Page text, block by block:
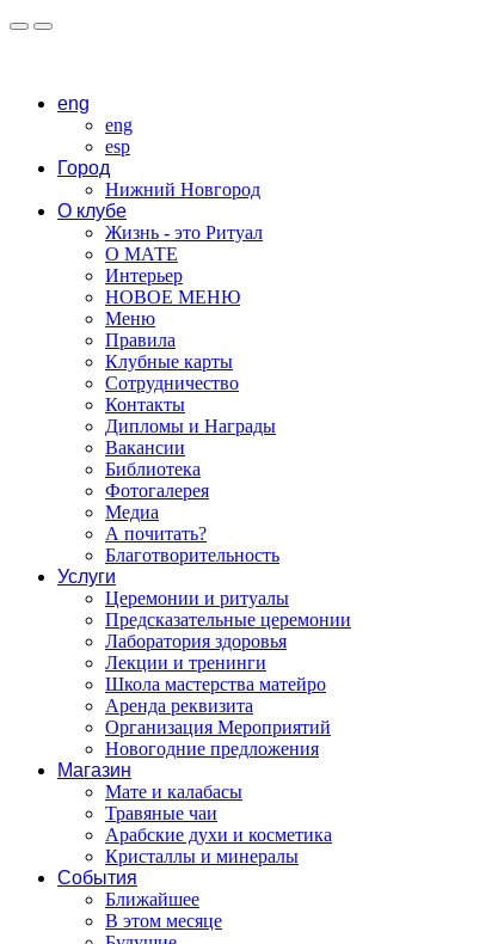
eng
eng
esp
Город
Нижний Новгород
О клубе
Жизнь - это Ритуал
О МАТЕ
Интерьер
НОВОЕ МЕНЮ
Меню
Правила
Клубные карты
Сотрудничество
Контакты
Дипломы и Награды
Вакансии
Библиотека
Фотогалерея
Медиа
А почитать?
Благотворительность
Услуги
Церемонии и ритуалы
Предсказательные церемонии
Лаборатория здоровья
Лекции и тренинги
Школа мастерства матейро
Аренда реквизита
Организация Мероприятий
Новогодние предложения
Магазин
Мате и калабасы
Травяные чаи
Арабские духи и косметика
Кристаллы и минералы
События
Ближайшее
В этом месяце